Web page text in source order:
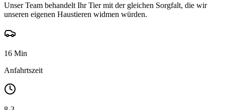
Unser Team behandelt Ihr Tier mit der gleichen Sorgfalt, die wir
unseren eigenen Haustieren widmen würden.
16 Min
Anfahrtszeit